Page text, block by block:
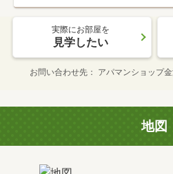
実際にお部屋を
見学したい
お問い合わせ先 アパマンショップ
地図